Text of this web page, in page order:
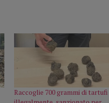
Raccoglie 700 grammi di tartufi